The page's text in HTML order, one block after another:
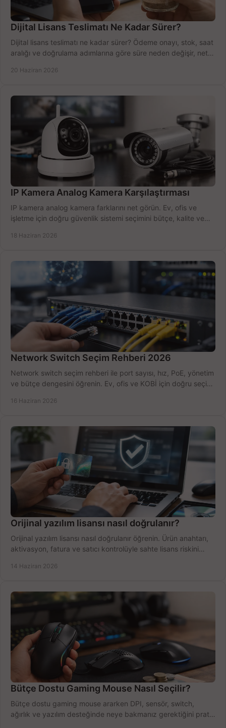
Dijital Lisans Teslimatı Ne Kadar Sürer?
Dijital lisans teslimatı ne kadar sürer? Ödeme onayı, stok, saat
aralığı ve doğrulama adımlarına göre süre neden değişir, net
20 Haziran 2026
IP Kamera Analog Kamera Karşılaştırması
IP kamera analog kamera farklarını net görün. Ev, ofis ve
işletme için doğru güvenlik sistemi seçimini bütçe, kalite ve
18 Haziran 2026
Network Switch Seçim Rehberi 2026
Network switch seçim rehberi ile port sayısı, hız, PoE, yönetim
ve bütçe dengesini öğrenin. Ev, ofis ve KOBİ için doğru seçimi
16 Haziran 2026
Orijinal yazılım lisansı nasıl doğrulanır?
Orijinal yazılım lisansı nasıl doğrulanır öğrenin. Ürün anahtarı,
aktivasyon, fatura ve satıcı kontrolüyle sahte lisans riskini
14 Haziran 2026
Bütçe Dostu Gaming Mouse Nasıl Seçilir?
Bütçe dostu gaming mouse ararken DPI, sensör, switch,
ağırlık ve yazılım desteğinde neye bakmanız gerektiğini pratik